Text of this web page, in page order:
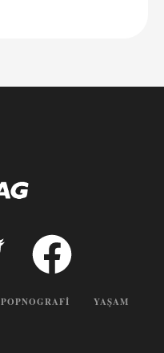
POPNOGRAFI YAŞAM